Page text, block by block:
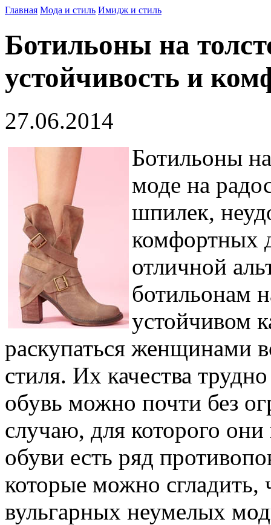
Главная Мода и стиль Имидж и стиль
Ботильоны на
устойчивость и
27.06.2014
Ботильоны
моде на
шпилек,
комфортных
отличной
ботильонам
устойчивом
раскупаться женщинами
стиля. Их качества
обувь можно почти без
случаю, для которого
обуви есть ряд
которые можно сгладить,
вульгарных неумелых